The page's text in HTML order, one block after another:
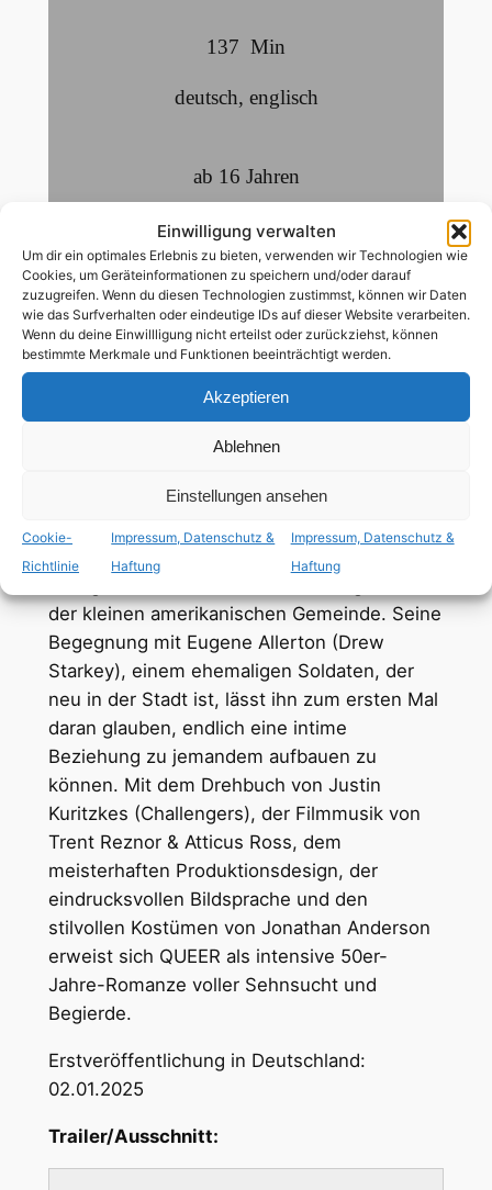
Einwilligung verwalten
Um dir ein optimales Erlebnis zu bieten, verwenden wir Technologien wie
Cookies, um Geräteinformationen zu speichern und/oder darauf
zuzugreifen. Wenn du diesen Technologien zustimmst, können wir Daten
wie das Surfverhalten oder eindeutige IDs auf dieser Website verarbeiten.
Wenn du deine Einwillligung nicht erteilst oder zurückziehst, können
bestimmte Merkmale und Funktionen beeinträchtigt werden.
Akzeptieren
Ablehnen
Einstellungen ansehen
Cookie-
Richtlinie
Impressum, Datenschutz &
Haftung
Impressum, Datenschutz &
Haftung
137 Min
deutsch, englisch
ab 16 Jahren
schwule Hauptrolle
Queer, das hochgelobte jüngste Werk von
Luca Guadagnino (Challengers, Call Me By
Your Name), ist eine bildgewaltige, sinnliche
Burroughs mit einer zutiefst berührenden
und hypnotisierenden Performance von
Lee (Daniel Craig), ein amerikanischer Expat
in Mexiko-Stadt, verbringt seine Tage fast
ausschließlich allein, abgesehen von einigen
der kleinen amerikanischen Gemeinde. Seine
Begegnung mit Eugene Allerton (Drew
Starkey), einem ehemaligen Soldaten, der
neu in der Stadt ist, lässt ihn zum ersten Mal
daran glauben, endlich eine intime
Beziehung zu jemandem aufbauen zu
können. Mit dem Drehbuch von Justin
Kuritzkes (Challengers), der Filmmusik von
Trent Reznor & Atticus Ross, dem
meisterhaften Produktionsdesign, der
eindrucksvollen Bildsprache und den
stilvollen Kostümen von Jonathan Anderson
erweist sich QUEER als intensive 50er-
Jahre-Romanze voller Sehnsucht und
Begierde.
Erstveröffentlichung in Deutschland:
02.01.2025
Trailer/Ausschnitt: